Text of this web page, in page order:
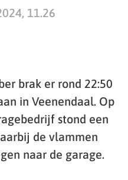
11.26
brak er rond 22:50
in Veenendaal. Op
stond een
de vlammen
naar de garage.